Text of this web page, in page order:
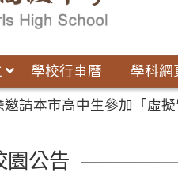
學校行事曆 學科網
邀請本市高中生參加「虛
園公告